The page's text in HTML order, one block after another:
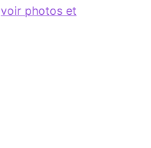
voir photos et